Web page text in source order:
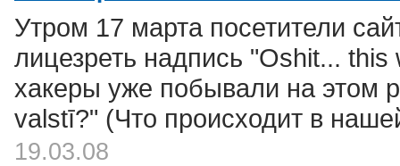
Утром 17 марта посетители
лицезреть надпись "Oshit...
хакеры уже побывали на этом
valstī?" (Что происходит в
19.03.08